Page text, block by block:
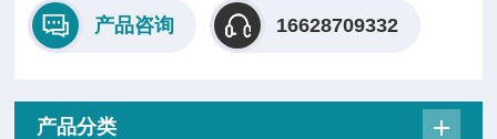
产品咨询 16628709332
产品分类